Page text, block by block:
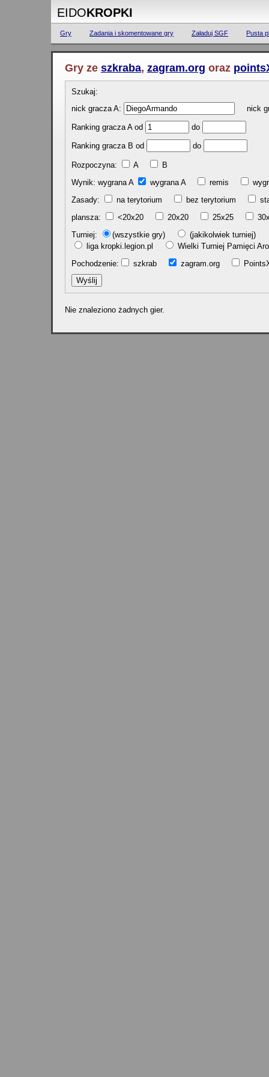
EIDOKROPKI
Gry Zadania i skomentowane gry Załaduj SGF Pusta
Gry ze szkraba, zagram.org oraz
Szukaj:
nick gracza A:
nick
Ranking gracza A od do
Ranking gracza B od do
Rozpoczyna: A
B
Wynik: wygrana A
wygrana A remis
Zasady:
na terytorium bez terytorium
plansza:
<20x20 20x20 25x25
Turniej:
(wszystkie gry)
(jakikolwiek turniej)
liga kropki.legion.pl
Wielki Turniej Pamięci
Pochodzenie:
szkrab zagram.org
Nie znaleziono żadnych gier.